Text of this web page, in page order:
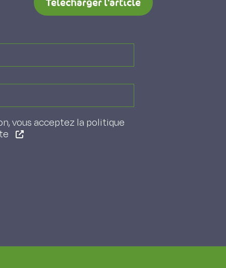
vous acceptez la politique